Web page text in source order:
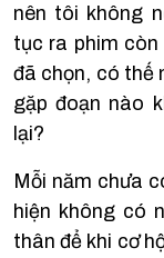
nên tôi không
tục ra phim
đã chọn, có thế
gặp đoạn nào
lại?
Mỗi năm chưa
hiện không có
thân để khi cơ